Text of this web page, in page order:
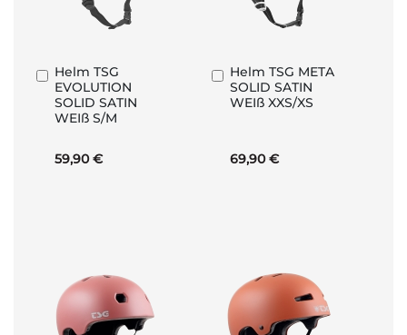
Helm TSG
EVOLUTION
SOLID SATIN
WEIß S/M
59,90 €
In
den
Warenkorb
Helm TSG META
SOLID SATIN
WEIß XXS/XS
69,90 €
In
den
Warenkorb